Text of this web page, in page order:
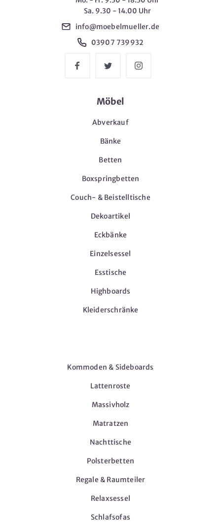
Sa. 9.30 - 14.00 Uhr
info@moebelmueller.de
03907 739932
Möbel
Abverkauf
Bänke
Betten
Boxspringbetten
Couch- & Beistelltische
Dekoartikel
Eckbänke
Einzelsessel
Esstische
Highboards
Kleiderschränke
Kommoden & Sideboards
Lattenroste
Massivholz
Matratzen
Nachttische
Polsterbetten
Regale & Raumteiler
Relaxsessel
Schlafsofas